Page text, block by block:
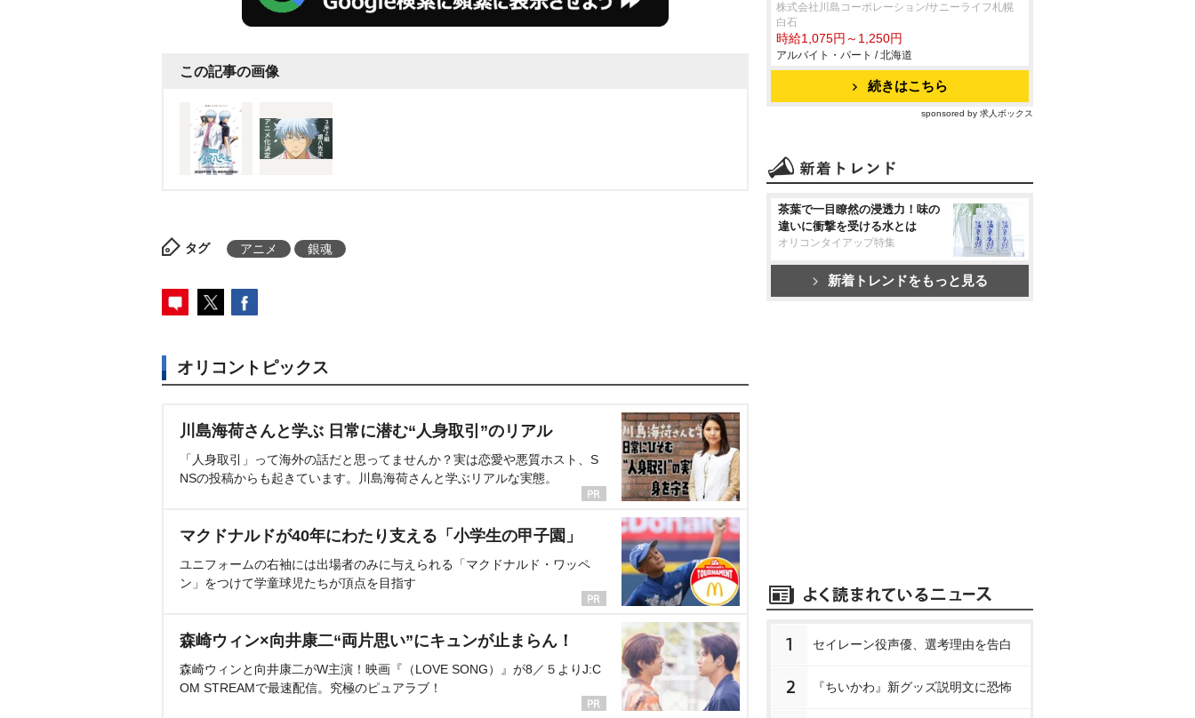
この記事の画像
タグ アニメ 銀魂
オリコントピックス
川島海荷さんと学ぶ 日常に潜む“人身取引”のリアル
「人身取引」って海外の話だと思ってませんか？実は恋愛や悪質ホスト、S
NSの投稿からも起きています。川島海荷さんと学ぶリアルな実態。
マクドナルドが40年にわたり支える「小学生の甲子園」
ユニフォームの右袖には出場者のみに与えられる「マクドナルド・ワッペ
ン」をつけて学童球児たちが頂点を目指す
森崎ウィン×向井康二“両片思い”にキュンが止まらん！
森崎ウィンと向井康二がW主演！映画『（LOVE SONG）』が8／５よりJ:C
OM STREAMで最速配信。究極のピュアラブ！
株式会社川島コーポレーション/サニーライフ札幌
白石
時給1,075円～1,250円
アルバイト・パート / 北海道
続きはこちら
sponsored by 求人ボックス
茶葉で一目瞭然の浸透力！味の
違いに衝撃を受ける水とは
オリコンタイアップ特集
新着トレンドをもっと見る
1 セイレーン役声優、選考理由を告白
2 『ちいかわ』新グッズ説明文に恐怖